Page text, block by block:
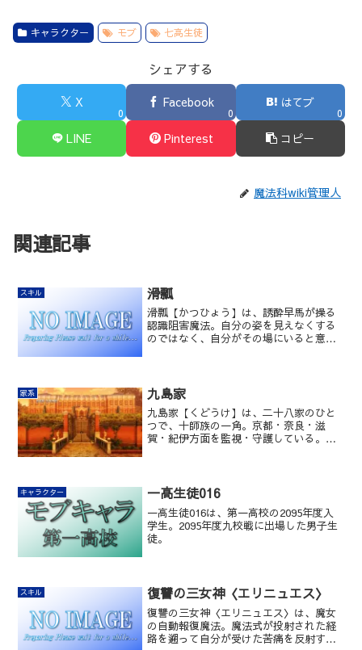
キャラクター モブ 七高生徒
シェアする
X
0
Facebook
0
はてブ
0
LINE Pinterest コピー
魔法科wiki管理人
関連記事
スキル 滑瓢
滑瓢【かつひょう】は、誘酔早馬が操る
認識阻害魔法。自分の姿を見えなくする
のではなく、自分がその場にいると意識
家系 九島家
九島家【くどうけ】は、二十八家のひと
つで、十師族の一角。京都・奈良・滋
賀・紀伊方面を監視・守護している。
キャラクター 一高生徒016
一高生徒016は、第一高校の2095年度入
学生。2095年度九校戦に出場した男子生
徒。
スキル 復讐の三女神〈エリニュエス〉
復讐の三女神〈エリニュエス〉は、魔女
の自動報復魔法。魔法式が投射された経
路を遡って自分が受けた苦痛を反射す